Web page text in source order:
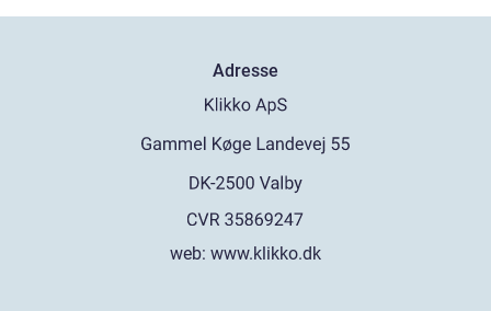
Adresse
web: www.klikko.dk